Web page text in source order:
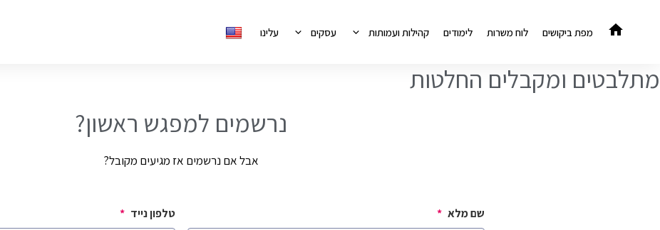
מפת ביקושים לוח משרות לימודים קהילות ועמותות עסקים עלינו
מתלבטים ומקבלים החלטות
נרשמים למפגש ראשון?
אבל אם נרשמים אז מגיעים מקובל?
שם מלא * טלפון נייד *